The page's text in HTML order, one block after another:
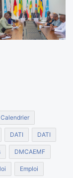
Calendrier
DATI DATI
DMCAEMF
Emploi